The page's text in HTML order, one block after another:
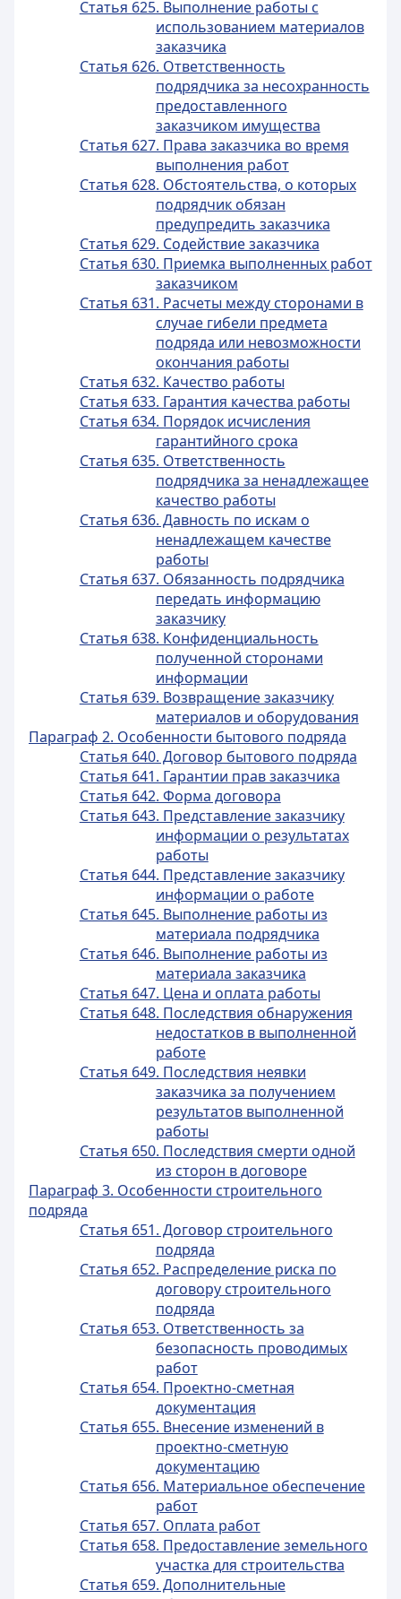
Статья 625. Выполнение работы с
использованием материалов
заказчика
Статья 626. Ответственность
подрядчика за несохранность
предоставленного
заказчиком имущества
Статья 627. Права заказчика во время
выполнения работ
Статья 628. Обстоятельства, о которых
подрядчик обязан
предупредить заказчика
Статья 629. Содействие заказчика
Статья 630. Приемка выполненных работ
заказчиком
Статья 631. Расчеты между сторонами в
случае гибели предмета
подряда или невозможности
окончания работы
Статья 632. Качество работы
Статья 633. Гарантия качества работы
Статья 634. Порядок исчисления
гарантийного срока
Статья 635. Ответственность
подрядчика за ненадлежащее
качество работы
Статья 636. Давность по искам о
ненадлежащем качестве
работы
Статья 637. Обязанность подрядчика
передать информацию
заказчику
Статья 638. Конфиденциальность
полученной сторонами
информации
Статья 639. Возвращение заказчику
материалов и оборудования
Параграф 2. Особенности бытового подряда
Статья 640. Договор бытового подряда
Статья 641. Гарантии прав заказчика
Статья 642. Форма договора
Статья 643. Представление заказчику
информации о результатах
работы
Статья 644. Представление заказчику
информации о работе
Статья 645. Выполнение работы из
материала подрядчика
Статья 646. Выполнение работы из
материала заказчика
Статья 647. Цена и оплата работы
Статья 648. Последствия обнаружения
недостатков в выполненной
работе
Статья 649. Последствия неявки
заказчика за получением
результатов выполненной
работы
Статья 650. Последствия смерти одной
из сторон в договоре
Параграф 3. Особенности строительного
подряда
Статья 651. Договор строительного
подряда
Статья 652. Распределение риска по
договору строительного
подряда
Статья 653. Ответственность за
безопасность проводимых
работ
Статья 654. Проектно-сметная
документация
Статья 655. Внесение изменений в
проектно-сметную
документацию
Статья 656. Материальное обеспечение
работ
Статья 657. Оплата работ
Статья 658. Предоставление земельного
участка для строительства
Статья 659. Дополнительные